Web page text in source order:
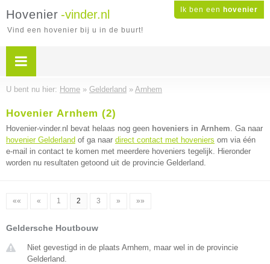
Ik ben een hovenier
Hovenier -vinder.nl
Vind een hovenier bij u in de buurt!
U bent nu hier: Home » Gelderland » Arnhem
Hovenier Arnhem (2)
Hovenier-vinder.nl bevat helaas nog geen hoveniers in Arnhem. Ga naar
hovenier Gelderland of ga naar direct contact met hoveniers om via één
e-mail in contact te komen met meerdere hoveniers tegelijk. Hieronder
worden nu resultaten getoond uit de provincie Gelderland.
«« « 1 2 3 » »»
Geldersche Houtbouw
Niet gevestigd in de plaats Arnhem, maar wel in de provincie
Gelderland.